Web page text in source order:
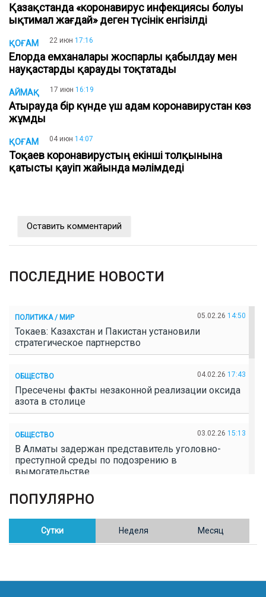
Қазақстанда «коронавирус инфекциясы болуы
ықтимал жағдай» деген түсінік енгізілді
ҚОҒАМ 22 июн 17:16
Елорда емханалары жоспарлы қабылдау мен
науқастарды қарауды тоқтатады
АЙМАҚ 17 июн 16:19
Атырауда бір күнде үш адам коронавирустан көз
жұмды
ҚОҒАМ 04 июн 14:07
Тоқаев коронавирустың екінші толқынына
қатысты қауіп жайында мәлімдеді
Оставить комментарий
ПОСЛЕДНИЕ НОВОСТИ
ПОЛИТИКА / МИР 05.02.26 14:50
Токаев: Казахстан и Пакистан установили
стратегическое партнерство
ОБЩЕСТВО 04.02.26 17:43
Пресечены факты незаконной реализации оксида
азота в столице
ОБЩЕСТВО 03.02.26 15:13
В Алматы задержан представитель уголовно-
преступной среды по подозрению в
вымогательстве
ОБЩЕСТВО
Полицейские пресекли незаконное выращивание
конопли в Таразе
Казахстан возглавил Договор о зоне, свободной от
ПОПУЛЯРНО
Сутки Неделя Месяц